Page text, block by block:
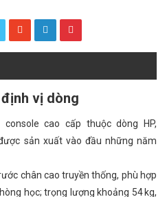
vị dòng
console cao cấp thuộc dòng HP,
sản xuất vào đầu những năm
chân cao truyền thống, phù hợp
học; trọng lượng khoảng 54 kg,